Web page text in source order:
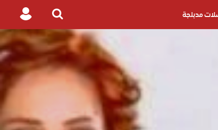
مدبلجة
Search
for
Login